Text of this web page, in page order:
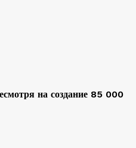
на создание 85 000